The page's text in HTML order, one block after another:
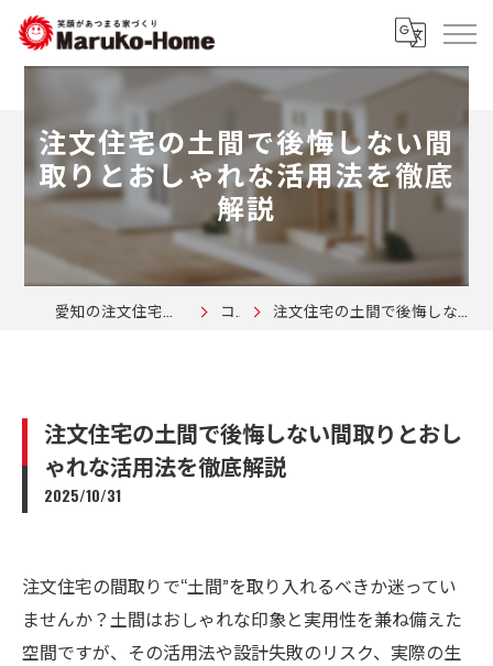
注文住宅の土間で後悔しない間
取りとおしゃれな活用法を徹底
解説
愛知の注文住宅なら株式会社マルコーホーム コラム 注文住宅の土間で後悔しない間取りとおしゃれな活用法を徹底解説
注文住宅の土間で後悔しない間取りとおし
ゃれな活用法を徹底解説
2025/10/31
注文住宅の間取りで“土間”を取り入れるべきか迷ってい
ませんか？土間はおしゃれな印象と実用性を兼ね備えた
空間ですが、その活用法や設計失敗のリスク、実際の生